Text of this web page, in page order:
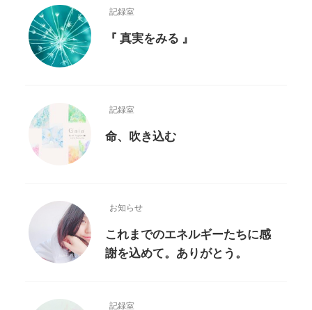
記録室
『 真実をみる 』
記録室
命、吹き込む
お知らせ
これまでのエネルギーたちに感
謝を込めて。ありがとう。
記録室